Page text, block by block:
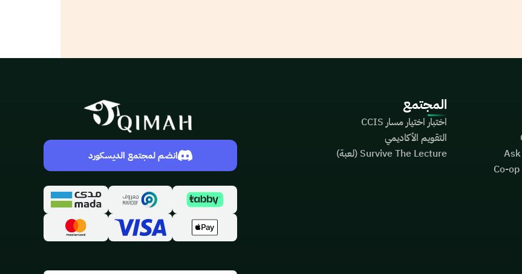
انضم لمجتمع الديسكورد
متتبع التدريب التعاوني | Co-op
المجتمع
اختبار اختيار مسار CCIS
التقويم الأكاديمي
Survive The Lecture (لعبة)